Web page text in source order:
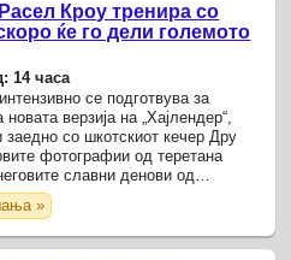
Кроу тренира со
ќе го дели големото
14 часа
се подготвува за
верзија на „Хајлендер“,
заедно со шкотскиот кечер Дру
фотографии од теретана
славни денови од
»